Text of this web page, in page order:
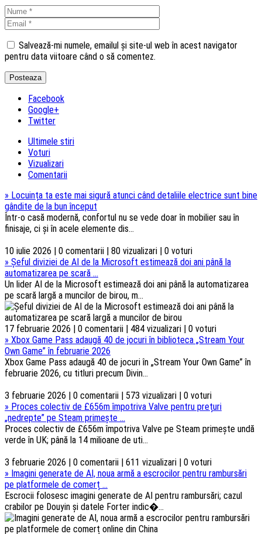
Salvează-mi numele, emailul și site-ul web în acest navigator
pentru data viitoare când o să comentez.
Facebook
Google+
Twitter
Ultimele stiri
Voturi
Vizualizari
Comentarii
» Locuința ta este mai sigură atunci când detaliile electrice sunt bine
gândite de la bun început
Într-o casă modernă, confortul nu se vede doar în mobilier sau în
finisaje, ci și în acele elemente dis...
10 iulie 2026 | 0 comentarii | 80 vizualizari | 0 voturi
» Șeful diviziei de AI de la Microsoft estimează doi ani până la
automatizarea pe scară ...
Un lider AI de la Microsoft estimează doi ani până la automatizarea
pe scară largă a muncilor de birou, m...
17 februarie 2026 | 0 comentarii | 484 vizualizari | 0 voturi
» Xbox Game Pass adaugă 40 de jocuri în biblioteca „Stream Your
Own Game” în februarie 2026
Xbox Game Pass adaugă 40 de jocuri în „Stream Your Own Game” în
februarie 2026, cu titluri precum Divin...
3 februarie 2026 | 0 comentarii | 573 vizualizari | 0 voturi
» Proces colectiv de £656m împotriva Valve pentru prețuri
„nedrepte” pe Steam primește ...
Proces colectiv de £656m împotriva Valve pe Steam primește undă
verde în UK; până la 14 milioane de uti...
3 februarie 2026 | 0 comentarii | 611 vizualizari | 0 voturi
» Imagini generate de AI, noua armă a escrocilor pentru rambursări
pe platformele de comerț ...
Escrocii folosesc imagini generate de AI pentru rambursări; cazul
crabilor pe Douyin și datele Forter indic�...